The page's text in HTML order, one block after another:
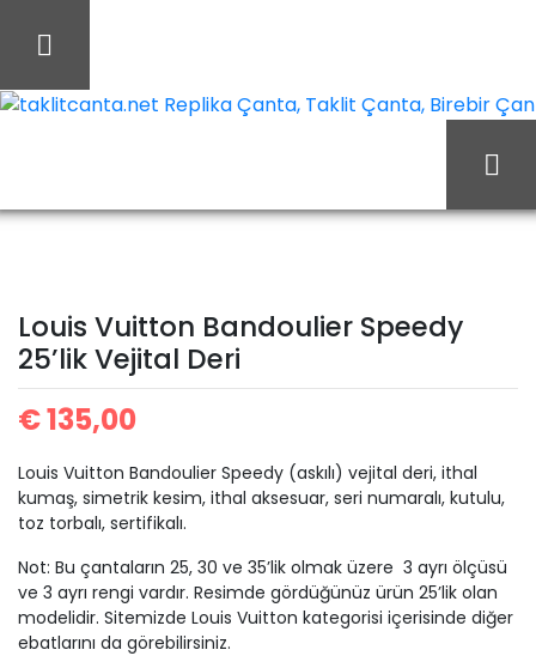
Speedy 25’lik Vejital Deri
Louis Vuitton Bandoulier Speedy
25’lik Vejital Deri
€135,00
Louis Vuitton Bandoulier Speedy (askılı) vejital deri, ithal
kumaş, simetrik kesim, ithal aksesuar, seri numaralı, kutulu,
toz torbalı, sertifikalı.
Not: Bu çantaların 25, 30 ve 35’lik olmak üzere 3 ayrı ölçüsü
ve 3 ayrı rengi vardır. Resimde gördüğünüz ürün 25’lik olan
modelidir. Sitemizde Louis Vuitton kategorisi içerisinde diğer
ebatlarını da görebilirsiniz.